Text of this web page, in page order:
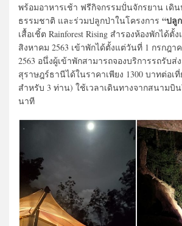
พร้อมอาหารเช้า ฟรีกิจกรรมปั่นจักรยาน เดิ
ธรรมชาติ และร่วมปลูกป่าในโครงการ “ปลู
เสื้อเชิ้ต Rainforest Rising สำรองห้องพักได้ตั้
สิงหาคม 2563 เข้าพักได้ตั้งแต่วันที่ 1 กรกฎา
2563 อนึ่งผู้เข้าพักสามารถจองบริการรถรับ
สุราษฎร์ธานีได้ในราคาเพียง 1300 บาทต่อเ
สำหรับ 3 ท่าน) ใช้เวลาเดินทางจากสนามบิ
นาที